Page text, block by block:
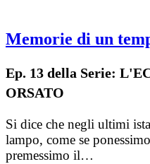
Memorie di un
Ep. 13 della Serie:
ORSATO
Si dice che negli ultimi
lampo, come se
premessimo il…